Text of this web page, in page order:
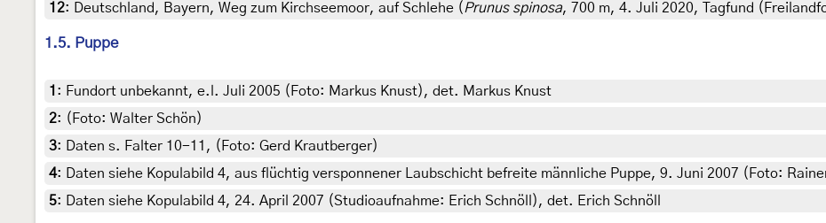
12: Deutschland, Bayern, Weg zum Kirchseemoor, auf Schlehe (Prunus spinosa, 700 m, 4. Juli 2020, Tagfund
1.5. Puppe
1 : Fundort unbekannt, e.l. Juli 2005 (Foto: Markus Knust), det. Markus Knust
2: (Foto: Walter Schön)
3: Daten s. Falter 10-11, (Foto: Gerd Krautberger)
4: Daten siehe Kopulabild 4, aus flüchtig versponnener Laubschicht befreite männliche Puppe, 9. Juni 2007 (Foto:
5: Daten siehe Kopulabild 4, 24. April 2007 (Studioaufnahme: Erich Schnöll), det. Erich Schnöll